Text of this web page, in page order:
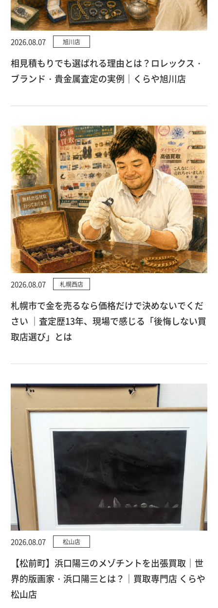
2026.08.07 旭川店
相見積もりでも選ばれる理由とは？ロレックス・
ブランド・貴金属査定の実例｜くらや旭川店
2026.08.07 札幌西店
札幌市で金を売るなら価格だけで決めないでくだ
さい ｜査定歴13年、現場で感じる「後悔しない買
取店選び」とは
2026.08.07 松山店
【松前町】浜口陽三のメゾチントを出張買取｜世
界的版画家・浜口陽三とは？｜買取専門店 くらや
松山店